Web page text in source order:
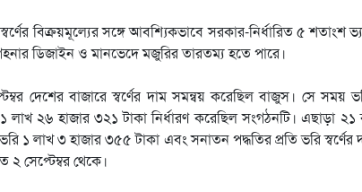
বিক্রয়মূল্যের সঙ্গে আবশ্যিকভাবে সরকার-নির্ধারিত ৫ শতাংশ
ডিজাইন ও মানভেদে মজুরির তারতম্য হতে পারে।
দেশের বাজারে স্বর্ণের দাম সমন্বয় করেছিল বাজুস। সে সময়
লাখ ২৬ হাজার ৩২১ টাকা নির্ধারণ করেছিল সংগঠনটি। এছাড়া
১ লাখ ৩ হাজার ৩৫৫ টাকা এবং সনাতন পদ্ধতির প্রতি ভরি স্বর্ণের
২ সেপ্টেম্বর থেকে।